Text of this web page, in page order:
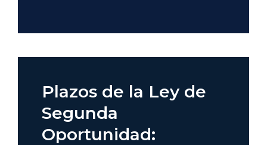
Plazos de la Ley de
Segunda
Oportunidad: